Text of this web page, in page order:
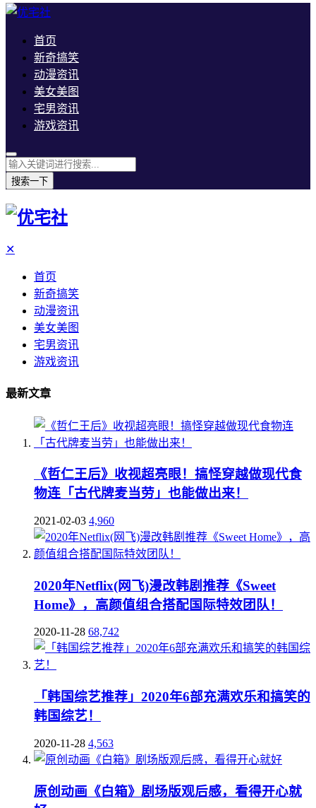
首页
新奇搞笑
动漫资讯
美女美图
宅男资讯
游戏资讯
搜索一下
✕
首页
新奇搞笑
动漫资讯
美女美图
宅男资讯
游戏资讯
最新文章
《哲仁王后》收视超亮眼！搞怪穿越做现代食
物连「古代牌麦当劳」也能做出来！
2021-02-03 4,960
2020年Netflix(网飞)漫改韩剧推荐《Sweet
Home》，高颜值组合搭配国际特效团队！
2020-11-28 68,742
「韩国综艺推荐」2020年6部充满欢乐和搞笑的
韩国综艺！
2020-11-28 4,563
原创动画《白箱》剧场版观后感，看得开心就